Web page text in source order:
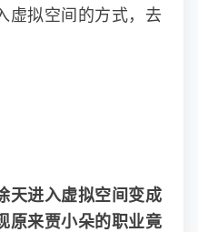
虚拟空间的方式，去
天进入虚拟空间变成
原来贾小朵的职业竟